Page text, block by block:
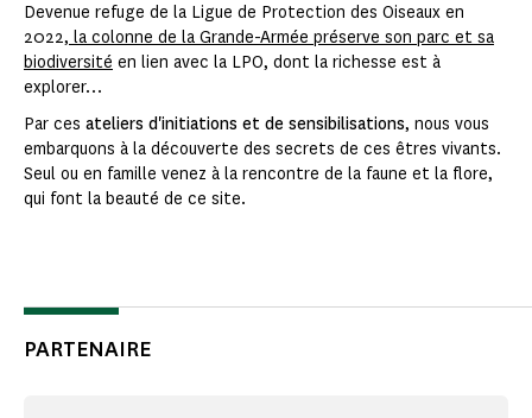
Devenue refuge de la Ligue de Protection des Oiseaux en
2022, la colonne de la Grande-Armée préserve son parc et sa
biodiversité en lien avec la LPO, dont la richesse est à
explorer…
Par ces ateliers d'initiations et de sensibilisations, nous vous
embarquons à la découverte des secrets de ces êtres vivants.
Seul ou en famille venez à la rencontre de la faune et la flore,
qui font la beauté de ce site.
PARTENAIRE